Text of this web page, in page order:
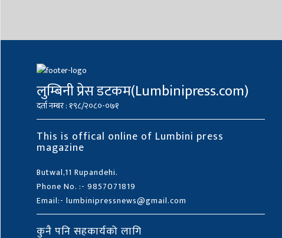
लुम्बिनी प्रेस डटकम(Lumbinipress.com)
दर्ता नम्बर : १९८/२०८०-०७१
This is offical online of Lumbini press
magazine
Butwal,11 Rupandehi.
Phone No. :- 9857071819
Email:- lumbinipressnews@gmail.com
कुनै पनि सहकार्यको लागि